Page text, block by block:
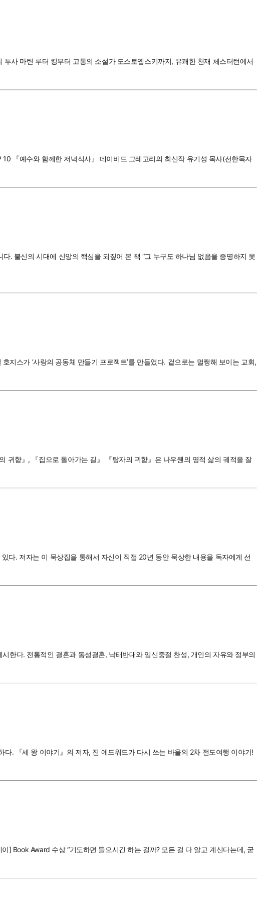
사 마틴 루터 킹부터 고통의 소설가 도스토옙스키까지, 유쾌한 천재 체스터턴에서
『예수와 함께한 저녁식사』 데이비드 그레고리의 최신작 유기성 목사(선한목자
. 불신의 시대에 신앙의 핵심을 되짚어 본 책 “그 누구도 하나님 없음을 증명하지 못
지스가 ‘사랑의 공동체 만들기 프로젝트’를 만들었다. 겉으로는 멀쩡해 보이는 교회,
귀향』, 『집으로 돌아가는 길』 『탕자의 귀향』은 나우웬의 영적 삶의 궤적을 잘
다. 저자는 이 묵상집을 통해서 자신이 직접 20년 동안 묵상한 내용을 독자에게 선
한다. 전통적인 결혼과 동성결혼, 낙태반대와 임신중절 찬성, 개인의 자유와 정부의
. 『세 왕 이야기』의 저자, 진 에드워드가 다시 쓰는 바울의 2차 전도여행 이야기!
] Book Award 수상 “기도하면 들으시긴 하는 걸까? 모든 걸 다 알고 계신다는데, 굳